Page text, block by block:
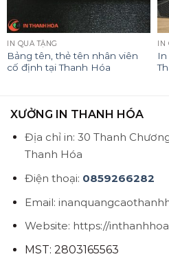
IN QUÀ TẶNG
Bảng tên, thẻ tên nhân viên
cố định tại Thanh Hóa
In
XƯỞNG IN THANH HÓA
Địa chỉ in: 30 Thanh
Thanh Hóa
Điện thoại: 0859266282
Email:
Website: https://
MST: 2803165563